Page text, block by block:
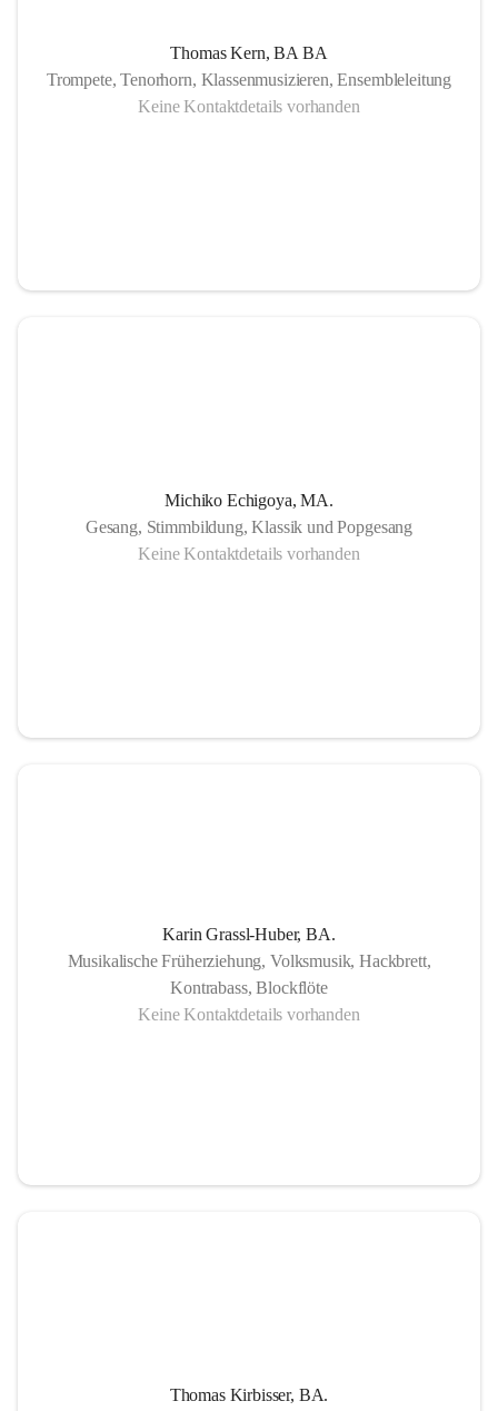
Thomas Kern, BA BA
Trompete, Tenorhorn, Klassenmusizieren, Ensembleleitung
Keine Kontaktdetails vorhanden
Michiko Echigoya, MA.
Gesang, Stimmbildung, Klassik und Popgesang
Keine Kontaktdetails vorhanden
Karin Grassl-Huber, BA.
Musikalische Früherziehung, Volksmusik, Hackbrett,
Kontrabass, Blockflöte
Keine Kontaktdetails vorhanden
Thomas Kirbisser, BA.